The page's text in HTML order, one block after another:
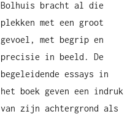
Bolhuis bracht al die
plekken met een groot
gevoel, met begrip en
precisie in beeld. De
begeleidende essays in
het boek geven een indruk
van zijn achtergrond als